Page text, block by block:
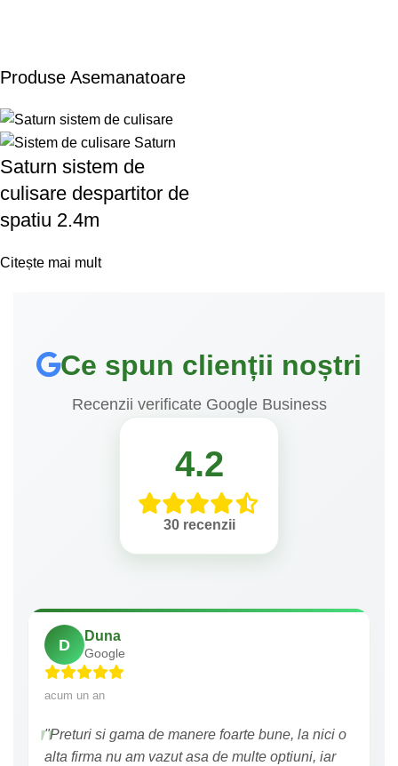
Produse Asemanatoare
Saturn sistem de
culisare despartitor de
spatiu 2.4m
Citește mai mult
Ce spun clienții noștri
Recenzii verificate Google Business
4.2
30 recenzii
D
Duna
Google
acum un an
"Preturi si gama de manere foarte bune, la nici o
alta firma nu am vazut asa de multe optiuni, iar